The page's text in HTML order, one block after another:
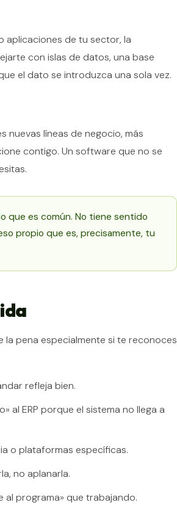
aplicaciones de tu sector, la
con islas de datos, una base
el dato se introduzca una sola vez.
nuevas líneas de negocio, más
contigo. Un software que no se
que es común. No tiene sentido
propio que es, precisamente, tu
pena especialmente si te reconoces
refleja bien.
al ERP porque el sistema no llega a
o plataformas específicas.
no aplanarla.
programa» que trabajando.